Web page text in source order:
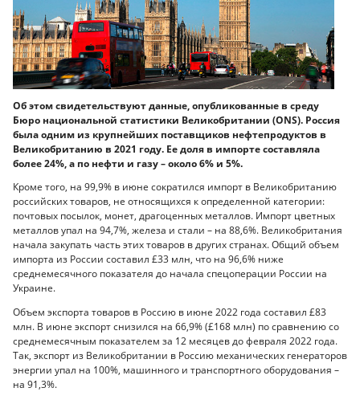
Об этом свидетельствуют данные, опубликованные в среду
Бюро национальной статистики Великобритании (ONS). Россия
была одним из крупнейших поставщиков нефтепродуктов в
Великобританию в 2021 году. Ее доля в импорте составляла
более 24%, а по нефти и газу – около 6% и 5%.
Кроме того, на 99,9% в июне сократился импорт в Великобританию
российских товаров, не относящихся к определенной категории:
почтовых посылок, монет, драгоценных металлов. Импорт цветных
металлов упал на 94,7%, железа и стали – на 88,6%. Великобритания
начала закупать часть этих товаров в других странах. Общий объем
импорта из России составил £33 млн, что на 96,6% ниже
среднемесячного показателя до начала спецоперации России на
Украине.
Объем экспорта товаров в Россию в июне 2022 года составил £83
млн. В июне экспорт снизился на 66,9% (£168 млн) по сравнению со
среднемесячным показателем за 12 месяцев до февраля 2022 года.
Так, экспорт из Великобритании в Россию механических генераторов
энергии упал на 100%, машинного и транспортного оборудования –
на 91,3%.